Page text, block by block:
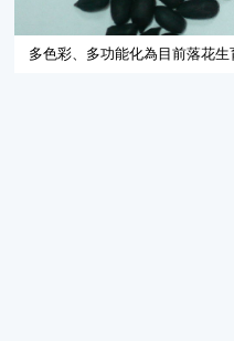
多色彩、多功能化為目前落花生